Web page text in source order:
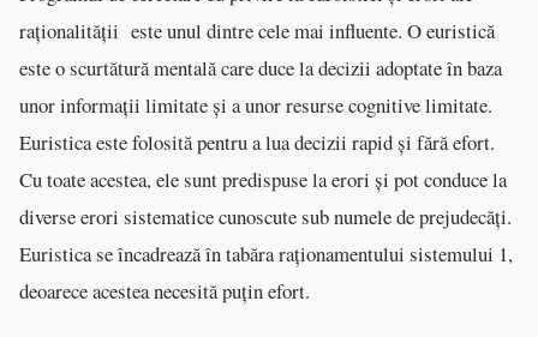
raționalității este unul dintre cele mai influente. O euristică
este o scurtătură mentală care duce la decizii adoptate în baza
unor informații limitate și a unor resurse cognitive limitate.
Euristica este folosită pentru a lua decizii rapid și fără efort.
Cu toate acestea, ele sunt predispuse la erori și pot conduce la
diverse erori sistematice cunoscute sub numele de prejudecăți.
Euristica se încadrează în tabăra raționamentului sistemului 1,
deoarece acestea necesită puțin efort.